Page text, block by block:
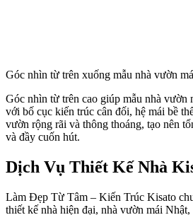
Góc nhìn từ trên xuống mẫu nhà vườn
Góc nhìn từ trên cao giúp mẫu nhà vườn
với bố cục kiến trúc cân đối, hệ mái bề
vườn rộng rãi và thông thoáng, tạo nên
và đầy cuốn hút.
Dịch Vụ Thiết Kế Nhà
Làm Đẹp Từ Tâm – Kiến Trúc Kisato
thiết kế nhà hiện đại, nhà vườn mái